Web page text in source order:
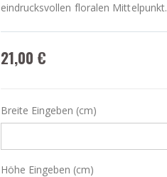
eindrucksvollen floralen Mittelpunkt.
21,00 €
Breite Eingeben (cm)
Höhe Eingeben (cm)